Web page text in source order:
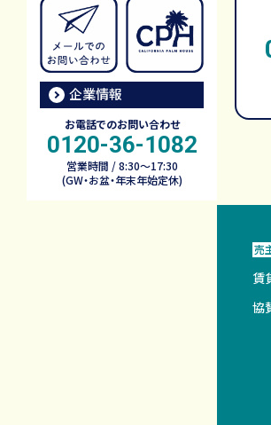
企業情報
お電話でのお問い合わせ
0120-36-1082
営業時間 / 8:30～17:30
(GW・お盆・年末年始定休)
売
賃
協